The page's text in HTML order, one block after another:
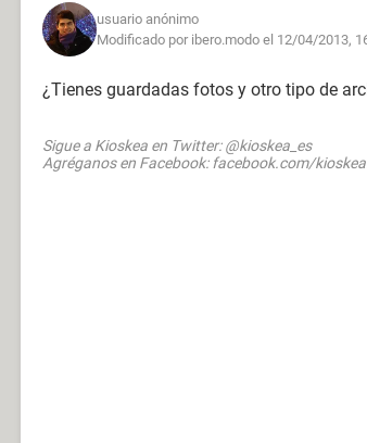
usuario anónimo
Modificado por ibero.modo el 12/04/2013,
¿Tienes guardadas fotos y otro tipo de
Sigue a Kioskea en Twitter: @kioskea_es
Agréganos en Facebook: facebook.com/